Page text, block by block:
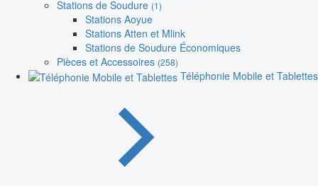
Stations de Soudure (1)
Stations Aoyue
Stations Atten et Mlink
Stations de Soudure Économiques
Pièces et Accessoires (258)
Téléphonie Mobile et Tablettes